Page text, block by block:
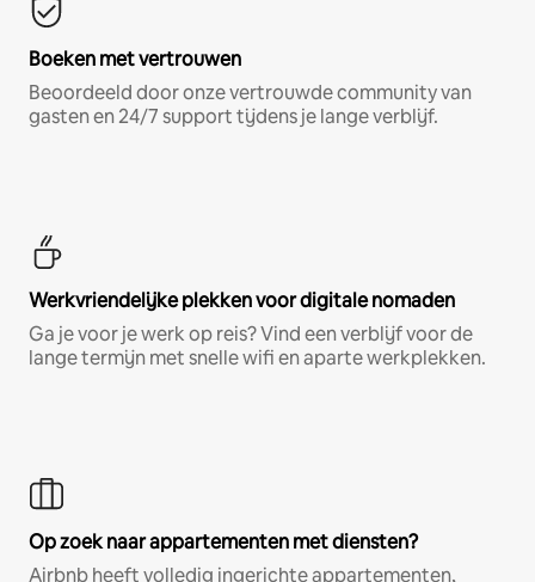
Boeken met vertrouwen
Beoordeeld door onze vertrouwde community van
gasten en 24/7 support tijdens je lange verblijf.
Werkvriendelijke plekken voor digitale nomaden
Ga je voor je werk op reis? Vind een verblijf voor de
lange termijn met snelle wifi en aparte werkplekken.
Op zoek naar appartementen met diensten?
Airbnb heeft volledig ingerichte appartementen,